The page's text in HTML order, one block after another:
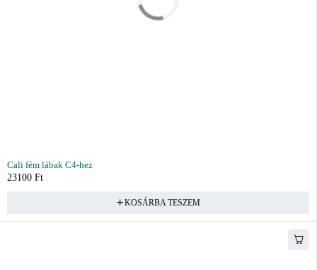
Cali fém lábak C4-hez
23100 Ft
KOSÁRBA TESZEM